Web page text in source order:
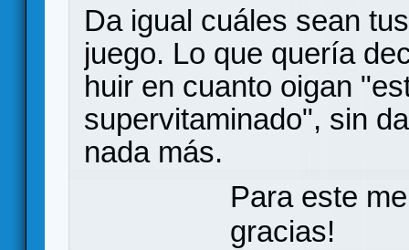
Da igual cuáles sean
juego. Lo que quería
huir en cuanto oigan
supervitaminado", sin
nada más.
Para este
gracias!